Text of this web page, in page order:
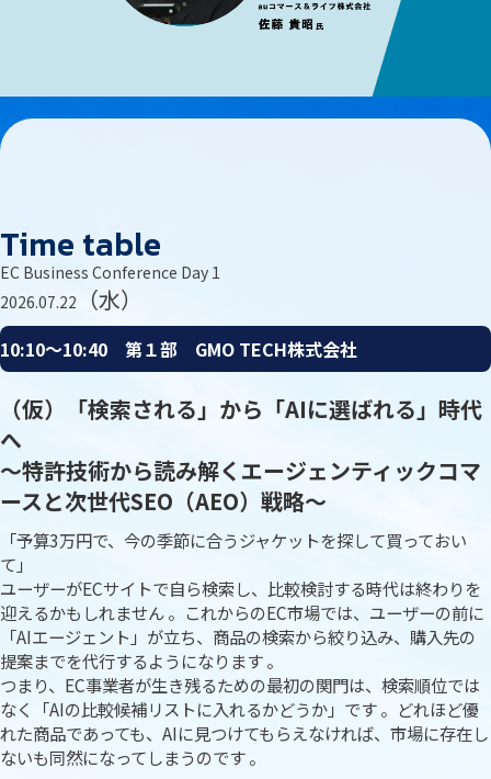
Time table
EC Business Conference Day 1
2026.07.22
（水）
10:10〜10:40 第１部 GMO TECH株式会社
（仮）「検索される」から「AIに選ばれる」時代
へ
〜特許技術から読み解くエージェンティックコマ
ースと次世代SEO（AEO）戦略〜
「予算3万円で、今の季節に合うジャケットを探して買っておい
て」
ユーザーがECサイトで自ら検索し、比較検討する時代は終わりを
迎えるかもしれません 。これからのEC市場では、ユーザーの前に
「AIエージェント」が立ち、商品の検索から絞り込み、購入先の
提案までを代行するようになります 。
つまり、EC事業者が生き残るための最初の関門は、検索順位では
なく「AIの比較候補リストに入れるかどうか」です 。どれほど優
れた商品であっても、AIに見つけてもらえなければ、市場に存在し
ないも同然になってしまうのです 。